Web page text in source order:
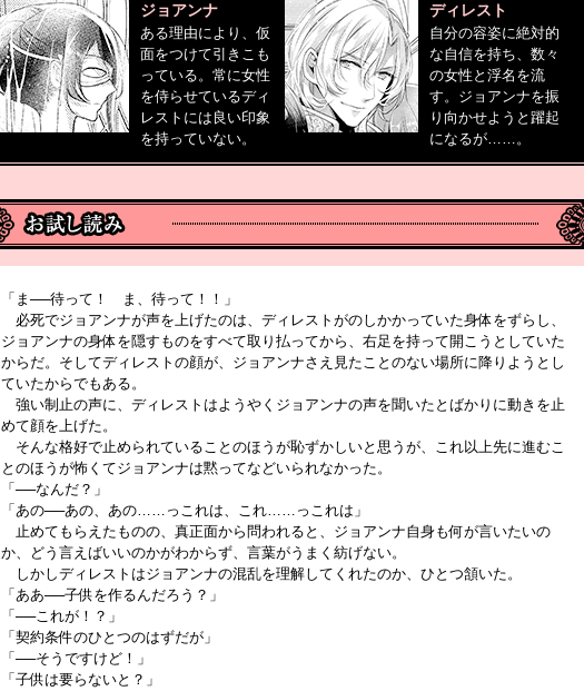
ジョアンナ
ある理由により、仮
面をつけて引きこも
っている。常に女性
を侍らせているディ
レストには良い印象
を持っていない。
ディレスト
自分の容姿に絶対的
な自信を持ち、数々
の女性と浮名を流
す。ジョアンナを振
り向かせようと躍起
になるが……。
「ま──待って！ ま、待って！！」
必死でジョアンナが声を上げたのは、ディレストがのしかかっていた身体をずらし、
ジョアンナの身体を隠すものをすべて取り払ってから、右足を持って開こうとしていた
からだ。そしてディレストの顔が、ジョアンナさえ見たことのない場所に降りようとし
ていたからでもある。
強い制止の声に、ディレストはようやくジョアンナの声を聞いたとばかりに動きを止
めて顔を上げた。
そんな格好で止められていることのほうが恥ずかしいと思うが、これ以上先に進むこ
とのほうが怖くてジョアンナは黙ってなどいられなかった。
「──なんだ？」
「あの──あの、あの……っこれは、これ……っこれは」
止めてもらえたものの、真正面から問われると、ジョアンナ自身も何が言いたいの
か、どう言えばいいのかがわからず、言葉がうまく紡げない。
しかしディレストはジョアンナの混乱を理解してくれたのか、ひとつ頷いた。
「ああ──子供を作るんだろう？」
「──これが！？」
「契約条件のひとつのはずだが」
「──そうですけど！」
「子供は要らないと？」